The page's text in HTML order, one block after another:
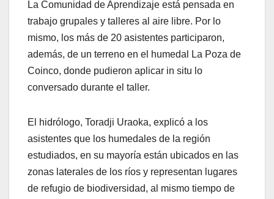
La Comunidad de Aprendizaje está pensada en
trabajo grupales y talleres al aire libre. Por lo
mismo, los más de 20 asistentes participaron,
además, de un terreno en el humedal La Poza de
Coinco, donde pudieron aplicar in situ lo
conversado durante el taller.
El hidrólogo, Toradji Uraoka, explicó a los
asistentes que los humedales de la región
estudiados, en su mayoría están ubicados en las
zonas laterales de los ríos y representan lugares
de refugio de biodiversidad, al mismo tiempo de